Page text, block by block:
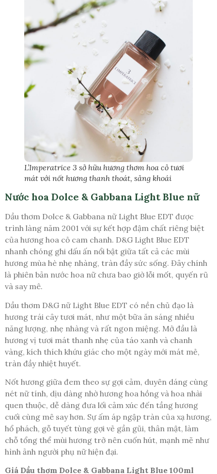
L’Imperatrice 3 sở hữu hương thơm hoa cỏ tươi
mát với nốt hương thanh thoát, sảng khoái
Nước hoa Dolce & Gabbana Light Blue nữ
Dầu thơm Dolce & Gabbana nữ Light Blue EDT được
trình làng năm 2001 với sự kết hợp đậm chất riêng biệt
của hương hoa cỏ cam chanh. D&G Light Blue EDT
nhanh chóng ghi dấu ấn nổi bật giữa tất cả các mùi
hương mùa hè nhẹ nhàng, tràn đầy sức sống. Đây chính
là phiên bản nước hoa nữ chưa bao giờ lỗi mốt, quyến rũ
và say mê.
Dầu thơm D&G nữ Light Blue EDT có nền chủ đạo là
hương trái cây tươi mát, như một bữa ăn sáng nhiều
năng lượng, nhẹ nhàng và rất ngon miệng. Mở đầu là
hương vị tươi mát thanh nhẹ của táo xanh và chanh
vàng, kích thích khứu giác cho một ngày mới mát mẻ,
tràn đầy nhiệt huyết.
Nốt hương giữa đem theo sự gợi cảm, duyên dáng cùng
nét nữ tính, dịu dàng nhờ hương hoa hồng và hoa nhài
quen thuộc, dễ dàng đưa lối cảm xúc đến tầng hương
cuối cùng mê say hơn. Sự ấm áp ngập tràn của xạ hương,
hổ phách, gỗ tuyết tùng gợi vẻ gần gũi, thân mật, làm
chỗ tổng thể mùi hương trở nên cuốn hút, mạnh mẽ như
hình ảnh người phụ nữ hiện đại.
Giá Dầu thơm Dolce & Gabbana Light Blue 100ml